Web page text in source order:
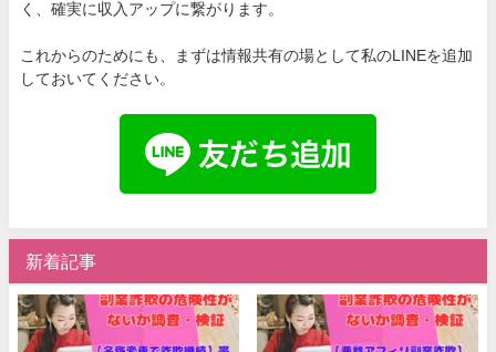
く、確実に収入アップに繋がります。
これからのためにも、まずは情報共有の場として私のLINEを追加
しておいてください。
新着記事